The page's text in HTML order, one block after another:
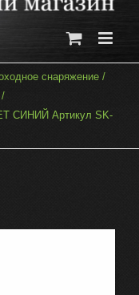
снаряжение
СИНИЙ Артикул SK-